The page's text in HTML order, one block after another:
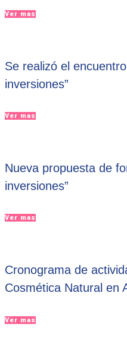
Ver mas
Se realizó el
inversiones”
Ver mas
Nueva propuesta de
inversiones”
Ver mas
Cronograma de
Cosmética Natural en
Ver mas